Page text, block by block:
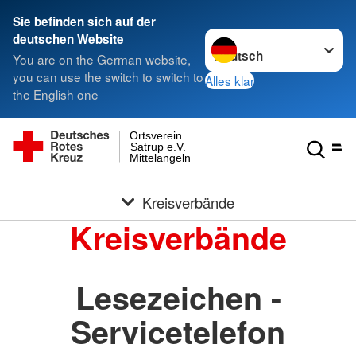
Sie befinden sich auf der
deutschen Website
You are on the German website,
you can use the switch to switch to
the English one
Sprache wechseln zu
Alles klar
Mittelangeln
Satrup e.V.
Ortsverein
Kreisverbände
Kreisverbände
Lesezeichen -
Servicetelefon